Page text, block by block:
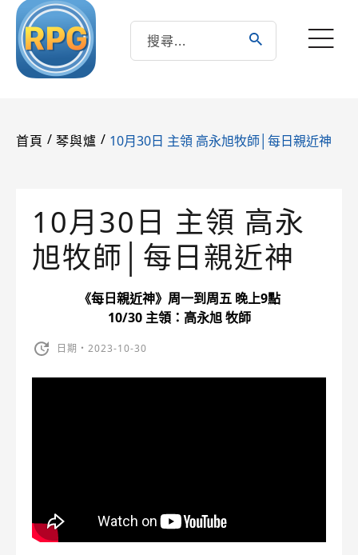
首頁 / 琴與爐 / 10月30日 主領 高永旭牧師│每日親近神
10月30日 主領 高永
旭牧師│每日親近神
《每日親近神》周一到周五 晚上9點
10/30 主領：高永旭 牧師
日期・2023-10-30